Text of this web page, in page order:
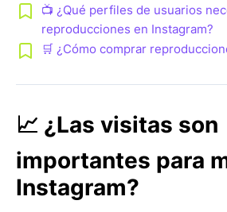
📺 ¿Qué perfiles de usuarios
reproducciones en Instagram?
🛒 ¿Cómo comprar
📈 ¿Las visitas son
importantes para
Instagram?